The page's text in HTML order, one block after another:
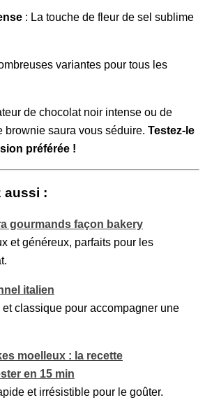
: La touche de fleur de sel sublime
variantes pour tous les
de chocolat noir intense ou de
brownie saura vous séduire. Testez-le
préférée !
aussi :
gourmands façon bakery
et généreux, parfaits pour les
italien
classique pour accompagner une
moelleux : la recette
en 15 min
et irrésistible pour le goûter.